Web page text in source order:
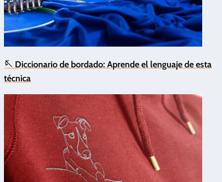
🪡 Diccionario de bordado: Aprende el lenguaje de esta
técnica